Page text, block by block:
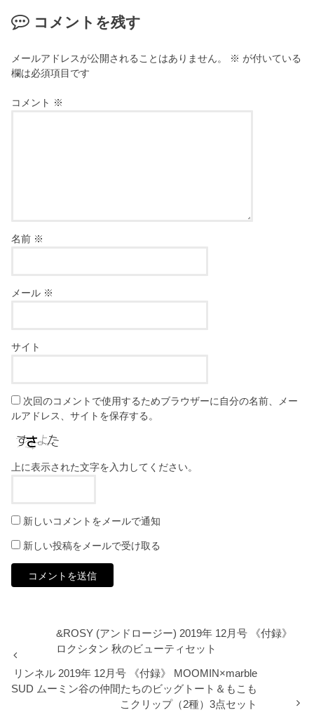
コメントを残す
メールアドレスが公開されることはありません。 ※ が付いている
欄は必須項目です
コメント ※
名前 ※
メール ※
サイト
次回のコメントで使用するためブラウザーに自分の名前、メー
ルアドレス、サイトを保存する。
上に表示された文字を入力してください。
新しいコメントをメールで通知
新しい投稿をメールで受け取る
&ROSY (アンドロージー) 2019年 12月号 《付録》
ロクシタン 秋のビューティセット
リンネル 2019年 12月号 《付録》 MOOMIN×marble
SUD ムーミン谷の仲間たちのビッグトート＆もこも
こクリップ（2種）3点セット